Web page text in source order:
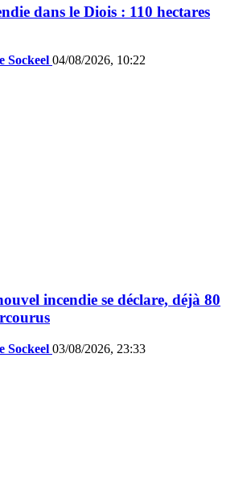
dans le Diois : 110 hectares
Sockeel 04/08/2026, 10:22
incendie se déclare, déjà 80
Sockeel 03/08/2026, 23:33